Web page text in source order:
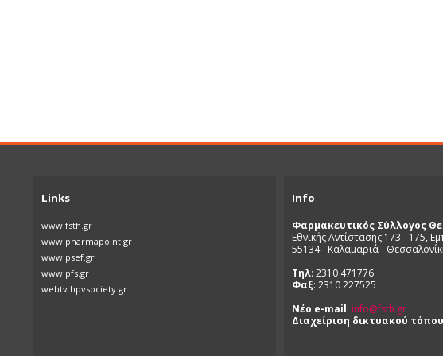
Links
www.fsth.gr
www.pharmapoint.gr
www.psef.gr
www.pfs.gr
webtv.hpvsociety.gr
Info
Φαρμακευτικός Σύλλογος
Εθνικής Αντίστασης 173 - 175,
55134 - Καλαμαριά -
Τηλ: 2310 471776
Φαξ: 2310 227525
Νέο e-mail: info@fsth.gr
Διαχείριση δικτυακού τόπου